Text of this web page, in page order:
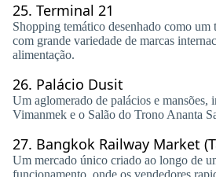
25. Terminal 21
Shopping temático desenhado como um
com grande variedade de marcas
alimentação.
26. Palácio Dusit
Um aglomerado de palácios e mansões,
Vimanmek e o Salão do Trono Ananta
27. Bangkok Railway Market
Um mercado único criado ao longo de
funcionamento, onde os vendedores